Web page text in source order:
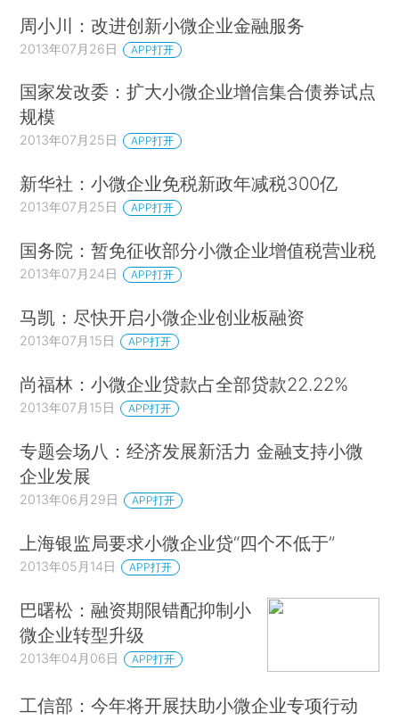
周小川：改进创新小微企业金融服务
2013年07月26日 APP打开
国家发改委：扩大小微企业增信集合债券试点
规模
2013年07月25日 APP打开
新华社：小微企业免税新政年减税300亿
2013年07月25日 APP打开
国务院：暂免征收部分小微企业增值税营业税
2013年07月24日 APP打开
马凯：尽快开启小微企业创业板融资
2013年07月15日 APP打开
尚福林：小微企业贷款占全部贷款22.22%
2013年07月15日 APP打开
专题会场八：经济发展新活力 金融支持小微
企业发展
2013年06月29日 APP打开
上海银监局要求小微企业贷“四个不低于”
2013年05月14日 APP打开
巴曙松：融资期限错配抑制小
微企业转型升级
2013年04月06日 APP打开
工信部：今年将开展扶助小微企业专项行动